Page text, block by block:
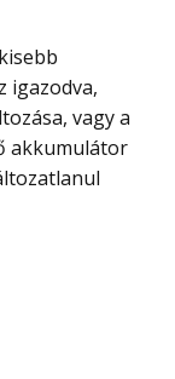
igazodva,
vagy a
akkumulátor